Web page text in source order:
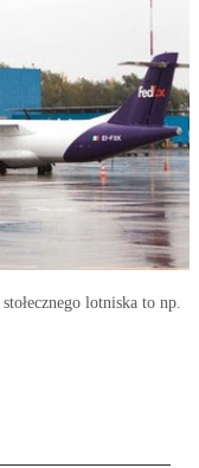
lotniska to np.